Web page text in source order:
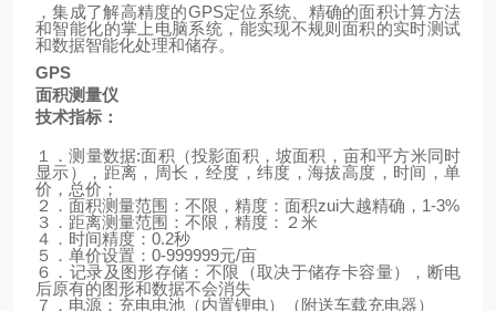
，集成了解高精度的GPS定位系统、精确的面积计算方法
和智能化的掌上电脑系统，能实现不规则面积的实时测试
和数据智能化处理和储存。
GPS
面积测量仪
技术指标：
１．测量数据:面积（投影面积，坡面积，亩和平方米同时
显示），距离，周长，经度，纬度，海拔高度，时间，单
价，总价；
２．面积测量范围：不限，精度：面积zui大越精确， 1-3%
３．距离测量范围：不限，精度：２米
４．时间精度： 0.2秒
５．单价设置： 0-999999元/亩
６．记录及图形存储：不限（取决于储存卡容量），断电
后原有的图形和数据不会消失
７．电源：充电电池（内置锂电）
（附送车载充电器）